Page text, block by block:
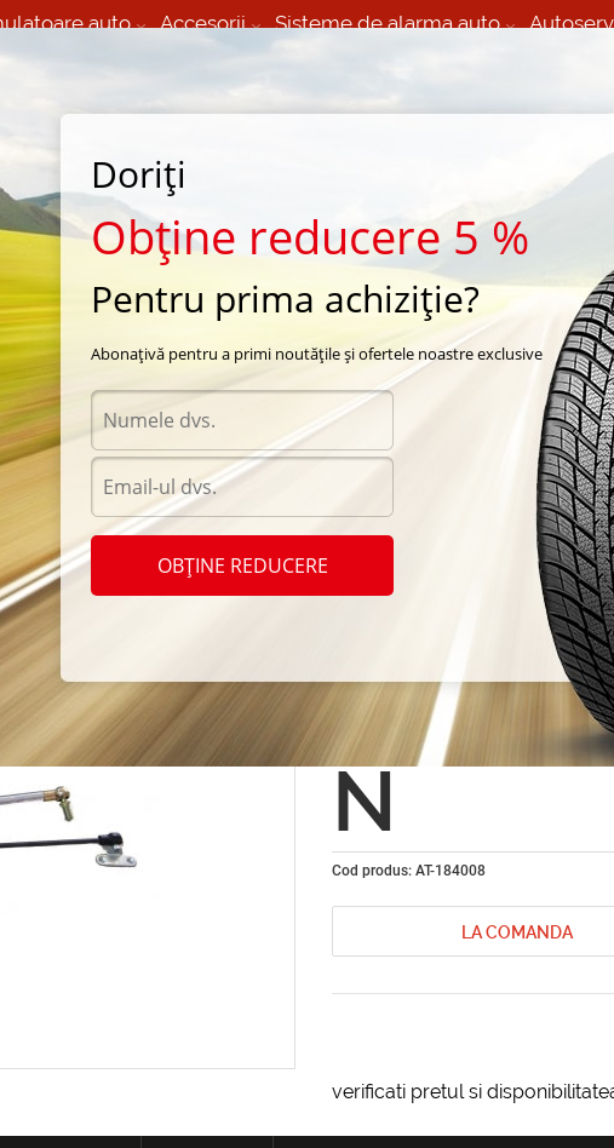
auto Accesorii Sisteme de alarma auto
Vulcanizare Mobila 24/7 non
Ford Focus II 450 N
capot
Ford
N
Cod produs: AT-184008
LA COMANDA
verificati pretul si
Doriți
Obține reducere 5 %
Pentru prima achiziție?
Abonațivă pentru a primi noutățile și ofertele noastre exclusive
OBȚINE REDUCERE